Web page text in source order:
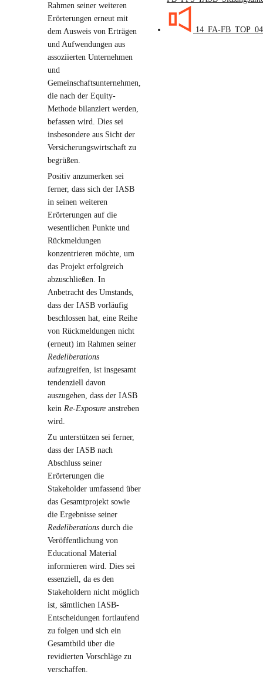
Rahmen seiner weiteren
Erörterungen erneut mit
dem Ausweis von Erträgen
und Aufwendungen aus
assoziierten Unternehmen
und
Gemeinschaftsunternehmen,
die nach der Equity-
Methode bilanziert werden,
befassen wird. Dies sei
insbesondere aus Sicht der
Versicherungswirtschaft zu
begrüßen.
Positiv anzumerken sei
ferner, dass sich der IASB
in seinen weiteren
Erörterungen auf die
wesentlichen Punkte und
Rückmeldungen
konzentrieren möchte, um
das Projekt erfolgreich
abzuschließen. In
Anbetracht des Umstands,
dass der IASB vorläufig
beschlossen hat, eine Reihe
von Rückmeldungen nicht
(erneut) im Rahmen seiner
Redeliberations
aufzugreifen, ist insgesamt
tendenziell davon
auszugehen, dass der IASB
kein Re-Exposure anstreben
wird.
Zu unterstützen sei ferner,
dass der IASB nach
Abschluss seiner
Erörterungen die
Stakeholder umfassend über
das Gesamtprojekt sowie
die Ergebnisse seiner
Redeliberations durch die
Veröffentlichung von
Educational Material
informieren wird. Dies sei
essenziell, da es den
Stakeholdern nicht möglich
ist, sämtlichen IASB-
Entscheidungen fortlaufend
zu folgen und sich ein
Gesamtbild über die
revidierten Vorschläge zu
verschaffen.
14_FA-